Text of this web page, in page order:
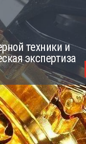
техники и
экспертиза